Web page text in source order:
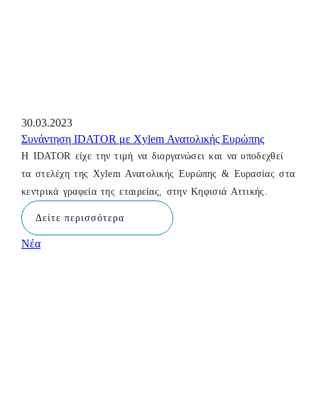
30.03.2023
Συνάντηση IDATOR με Xylem Ανατολικής Ευρώπης
Η IDATOR είχε την τιμή να διοργανώσει και να υποδεχθεί
τα στελέχη της Xylem Ανατολικής Ευρώπης & Ευρασίας στα
κεντρικά γραφεία της εταιρείας, στην Κηφισιά Αττικής.
Δείτε περισσότερα
Νέα